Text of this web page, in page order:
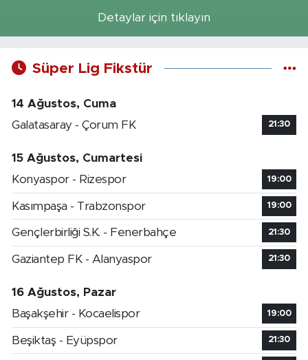
Detaylar için tıklayın
Süper Lig Fikstür
14 Ağustos, Cuma
Galatasaray - Çorum FK
21:30
15 Ağustos, Cumartesi
Konyaspor - Rizespor
19:00
Kasımpaşa - Trabzonspor 19:00
Gençlerbirliği S.K. - Fenerbahçe 21:30
Gaziantep FK - Alanyaspor 21:30
16 Ağustos, Pazar
Başakşehir - Kocaelispor
19:00
Beşiktaş - Eyüpspor 21:30